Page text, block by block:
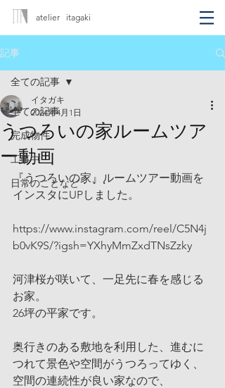
atelier itagaki
記事
全ての記事
完成物件
工事中
日常のことなど・・・
全ての記事
うつろいの家ルームツア
ー動画
イタガキ
2024年4月1日
『うつろいの家』ルームツアー動画を
インスタにUPしました。
https://www.instagram.com/reel/C5N4j
b0vK9S/?igsh=YXhyMmZxdTNsZzky
河津桜が咲いて、一足先に春を感じる
お家。
26坪の平家です。
奥行きのある敷地を利用した、進むに
つれて景色や空間がうつろってゆく、
空間の連続性が良い家なので、